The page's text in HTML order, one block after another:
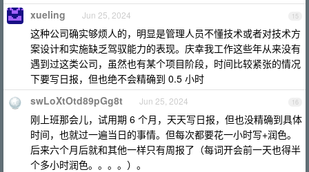
15
xueling Jun 25, 2024
这种公司确实够烦人的，明显是管理人员不懂技术或者对技术方
案设计和实施缺乏驾驭能力的表现。庆幸我工作这些年从来没有
遇到过这类公司，虽然也有某个项目阶段，时间比较紧张的情况
下要写日报，但也绝不会精确到 0.5 小时
16
swLoXtOtd89pGg8t Jun 25, 2024
刚上班那会儿，试用期 6 个月，天天写日报，但也没精确到具体
时间，也就过一遍当日的事情。但每次都要花一小时写+润色。
后来六个月后就和其他一样只有周报了（每词开会前一天也得半
个多小时润色。。。。）。